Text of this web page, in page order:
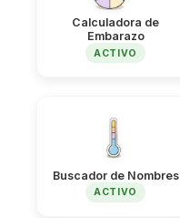
Calculadora de
Embarazo
ACTIVO
Buscador de Nombres
ACTIVO